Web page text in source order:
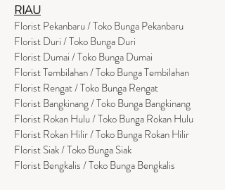
RIAU
Florist Pekanbaru / Toko Bunga Pekanbaru
Florist Duri / Toko Bunga Duri
Florist Dumai / Toko Bunga Dumai
Florist Tembilahan / Toko Bunga Tembilahan
Florist Rengat / Toko Bunga Rengat
Florist Bangkinang / Toko Bunga Bangkinang
Florist Rokan Hulu / Toko Bunga Rokan Hulu
Florist Rokan Hilir / Toko Bunga Rokan Hilir
Florist Siak / Toko Bunga Siak
Florist Bengkalis / Toko Bunga Bengkalis